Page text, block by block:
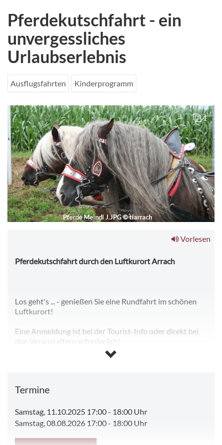
Pferdekutschfahrt - ein
unvergessliches
Urlaubserlebnis
Ausflugsfahrten Kinderprogramm
Pferde Meindl J.JPG©tiarrach
1
Vorlesen
Pferdekutschfahrt durch den Luftkurort Arrach
Los geht's ... - genießen Sie eine Rundfahrt im schönen
Luftkurort!
Eine Anmeldung ist bei der Tourist-Info oder direkt bei
den Veranstaltern erforderlich!
Hohenwarther Str. 24, Ottenzell
Freitag, Samstag:
Jürgen Meindl
Ahornstr. 5, Arrach
Termine
Samstag, 11.10.2025 17:00- 18:00 Uhr
Samstag, 08.08.2026 17:00- 18:00 Uhr